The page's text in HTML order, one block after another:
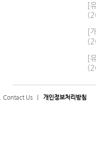
[
[
[
Contact Us 개인정보처리방침